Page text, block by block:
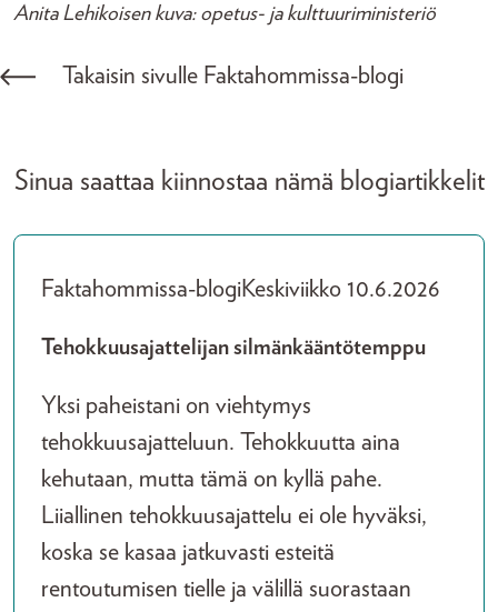
Anita Lehikoisen kuva: opetus- ja kulttuuriministeriö
Takaisin sivulle Faktahommissa-blogi
Sinua saattaa kiinnostaa nämä blogiartikkelit
Faktahommissa-blogiKeskiviikko 10.6.2026
Tehokkuusajattelijan silmänkääntötemppu
Yksi paheistani on viehtymys
tehokkuusajatteluun. Tehokkuutta aina
kehutaan, mutta tämä on kyllä pahe.
Liiallinen tehokkuusajattelu ei ole hyväksi,
koska se kasaa jatkuvasti esteitä
rentoutumisen tielle ja välillä suorastaan